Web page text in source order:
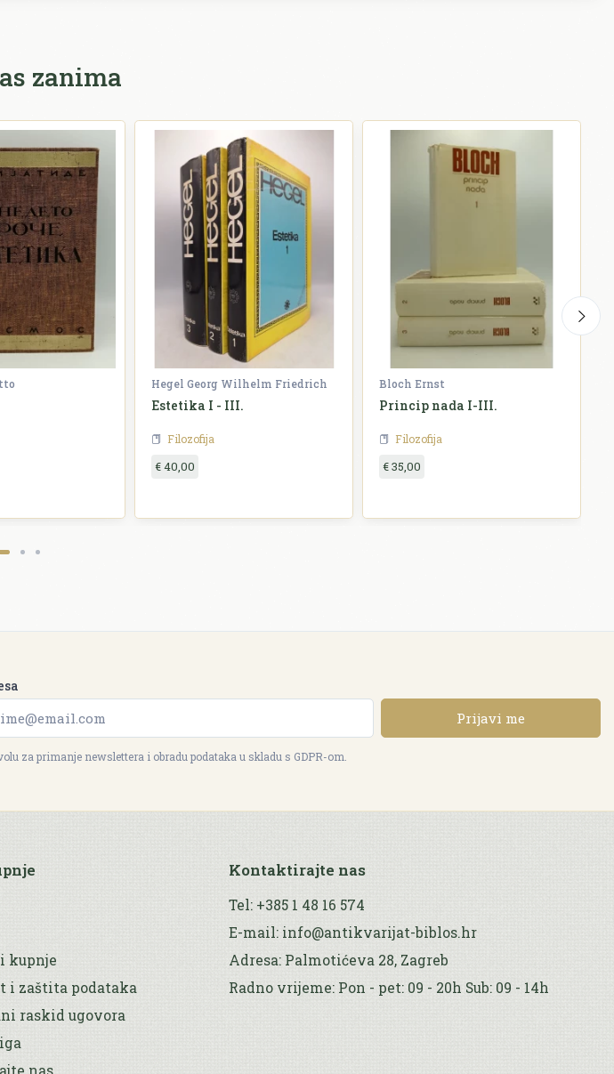
zanima
Hegel Georg Wilhelm Friedrich
Estetika I - III.
Filozofija
€ 40,00
Bloch Ernst
Princip nada I-III.
Filozofija
€ 35,00
Prijavi me
za primanje newslettera i obradu podataka u skladu s GDPR-om.
kupnje
i zaštita podataka
raskid ugovora
Kontaktirajte nas
Tel: +385 1 48 16 574
E-mail: info@antikvarijat-biblos.hr
Adresa: Palmotićeva 28, Zagreb
Radno vrijeme: Pon - pet: 09 - 20h Sub: 09 - 14h